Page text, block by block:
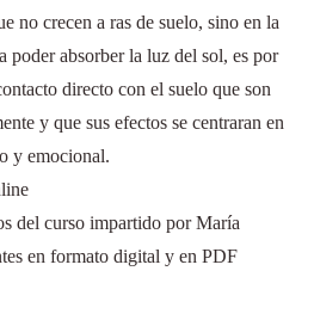
no crecen a ras de suelo, sino en la
poder absorber la luz del sol, es por
directo con el suelo que son
y que sus efectos se centraran en
y emocional.
del curso impartido por María
en formato digital y en PDF